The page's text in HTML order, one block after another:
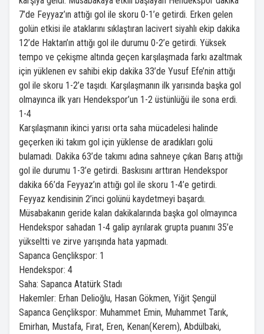
7’de Feyyaz’ın attığı gol ile skoru 0-1’e getirdi. Erken gelen
golün etkisi ile ataklarını sıklaştıran lacivert siyahlı ekip dakika
12’de Haktan’ın attığı gol ile durumu 0-2’e getirdi. Yüksek
tempo ve çekişme altında geçen karşılaşmada farkı azaltmak
için yüklenen ev sahibi ekip dakika 33’de Yusuf Efe’nin attığı
gol ile skoru 1-2’e taşıdı. Karşılaşmanın ilk yarısında başka gol
olmayınca ilk yarı Hendekspor’un 1-2 üstünlüğü ile sona erdi.
1-4
Karşılaşmanın ikinci yarısı orta saha mücadelesi halinde
geçerken iki takım gol için yüklense de aradıkları golü
bulamadı. Dakika 63’de takımı adına sahneye çıkan Barış attığı
gol ile durumu 1-3’e getirdi. Baskısını arttıran Hendekspor
dakika 66’da Feyyaz’ın attığı gol ile skoru 1-4’e getirdi.
Feyyaz kendisinin 2’inci golünü kaydetmeyi başardı.
Müsabakanın geride kalan dakikalarında başka gol olmayınca
Hendekspor sahadan 1-4 galip ayrılarak grupta puanını 35’e
yükseltti ve zirve yarışında hata yapmadı.
Sapanca Gençlikspor: 1
Hendekspor: 4
Saha: Sapanca Atatürk Stadı
Hakemler: Erhan Delioğlu, Hasan Gökmen, Yiğit Şengül
Sapanca Gençlikspor: Muhammet Emin, Muhammet Tarık,
Emirhan, Mustafa, Fırat, Eren, Kenan(Kerem), Abdülbaki,